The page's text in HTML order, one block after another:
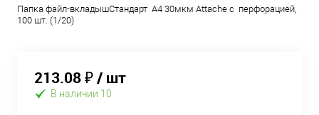
Папка файл-вкладышСтандарт А4 30мкм Attache с перфорацией,
100 шт. (1/20)
213.08 ₽/ шт
В наличии 10